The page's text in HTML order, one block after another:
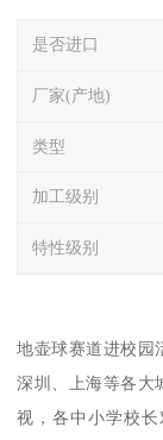
是否进口
厂家(产地)
类型
加工级别
特性级别
地壶球赛道进校园
深圳、上海等各大
视，各中小学校